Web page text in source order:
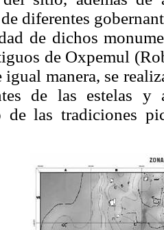
diferentes
de dichos
de Oxpemul
igual manera, se
de las estelas
de las tradiciones